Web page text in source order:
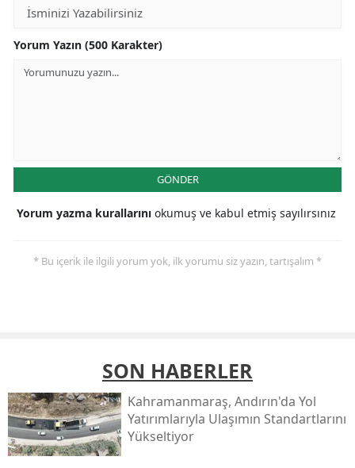
Yorum Yazın (500 Karakter)
GÖNDER
Yorum yazma kurallarını okumuş ve kabul etmiş sayılırsınız
* Bu içerik ile ilgili yorum yok, ilk yorumu siz yazın, tartışalım *
SON HABERLER
Kahramanmaraş, Andırın'da Yol
Yatırımlarıyla Ulaşımın Standartlarını
Yükseltiyor